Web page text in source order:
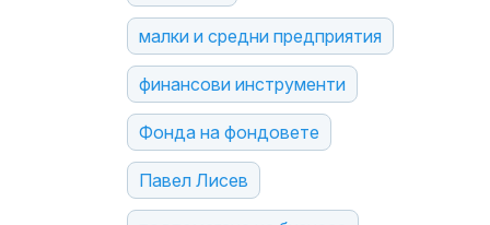
малки и средни предприятия
финансови инструменти
Фонда на фондовете
Павел Лисев